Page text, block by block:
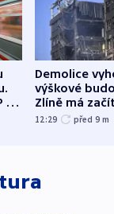
o
Demolice
výškové
Zlíně má
odpoledne
12:29 před 9 m